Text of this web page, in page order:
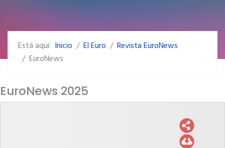
Está aquí: Inicio El Euro
Revista EuroNews
EuroNews
EuroNews 2025